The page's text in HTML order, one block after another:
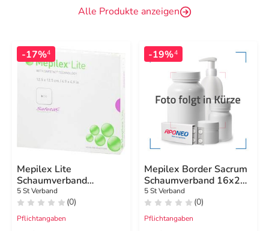
Alle Produkte anzeigen
-17%4
Mepilex Lite
Schaumverband
12,5x12,5cm steril
5 St Verband
(0)
Pflichtangaben
-19%4
Mepilex Border Sacrum
Schaumverband 16x20
cm steril
5 St Verband
(0)
Pflichtangaben